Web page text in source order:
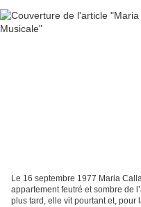
Le 16 septembre 1977 Maria
appartement feutré et sombre de
plus tard, elle vit pourtant et,